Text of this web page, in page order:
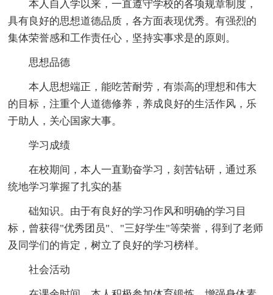
本人自入学以来，一直遵守学校的各项规章制度，
具有良好的思想道德品质，各方面表现优秀。有强烈的
集体荣誉感和工作责任心，坚持实事求是的原则。
思想品德
本人思想端正，能吃苦耐劳，有崇高的理想和伟大
的目标，注重个人道德修养，养成良好的生活作风，乐
于助人，关心国家大事。
学习成绩
在校期间，本人一直勤奋学习，刻苦钻研，通过系
统地学习掌握了扎实的基
础知识。由于有良好的学习作风和明确的学习目
标，曾获得"优秀团员"、"三好学生"等荣誉，得到了老师
及同学们的肯定，树立了良好的学习榜样。
社会活动